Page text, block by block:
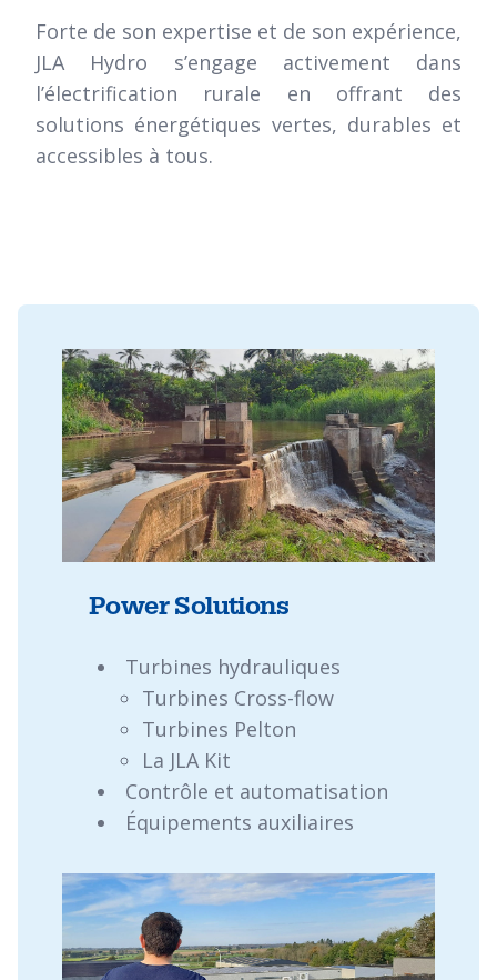
Forte de son expertise et de son expérience,
JLA Hydro s’engage activement dans
l’électrification rurale en offrant des
solutions énergétiques vertes, durables et
accessibles à tous.
Power Solutions
Turbines hydrauliques
Turbines Cross-flow
Turbines Pelton
La JLA Kit
Contrôle et automatisation
Équipements auxiliaires